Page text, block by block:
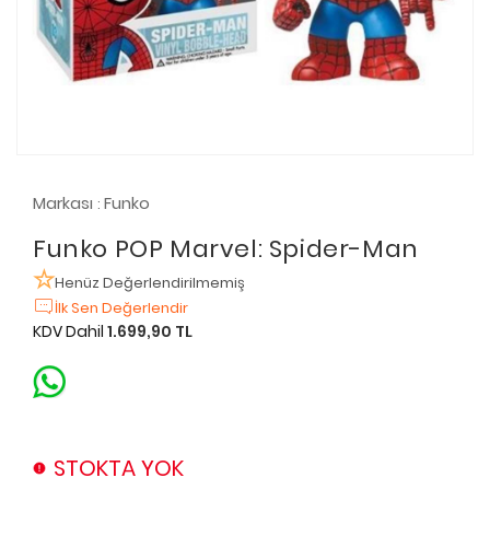
Markası : Funko
Funko POP Marvel: Spider-Man
Henüz Değerlendirilmemiş
İlk Sen Değerlendir
KDV Dahil 1.699,90 TL
STOKTA YOK